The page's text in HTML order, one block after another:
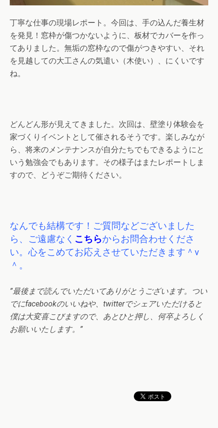
丁寧な仕事の現場レポート。今回は、手の込んだ養生材
を発見！窓枠が傷つかないように、板材でカバーを作っ
てありました。無垢の窓枠なので傷がつきやすい、それ
を見越しての大工さんの気遣い（木使い）、にくいです
ね。
どんどん形が見えてきました。次回は、壁塗り体験会を
家づくりイベントとして催されるそうです。楽しみなが
ら、将来のメンテナンスが自分たちでもできるようにと
いう勉強会でもあります。その様子はまたレポートしま
すので、どうぞご期待ください。
なんでも結構です！ご質問などございました
ら、ご遠慮なく こちらからお問合わせくださ
い。心をこめてお応えさせていただきます＾v
＾。
”最後まで読んでいただいてありがとうございます。つい
でにfacebookのいいねや、twitterでシェアいただけると
僕は大変喜こびますので、あとひと押し、何卒よろしく
お願いいたします。”